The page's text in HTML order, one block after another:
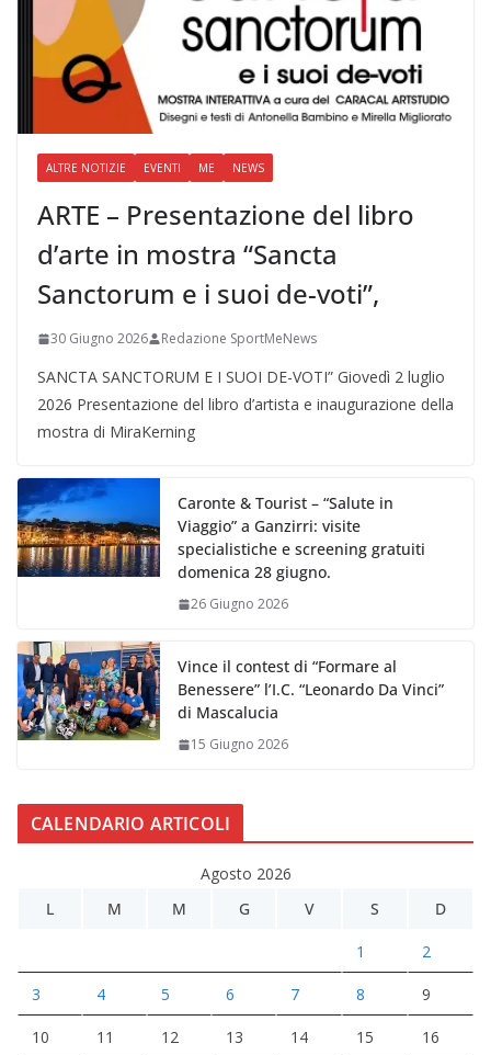
ALTRE NOTIZIE EVENTI ME NEWS
ARTE – Presentazione del libro
d’arte in mostra “Sancta
Sanctorum e i suoi de-voti”,
30 Giugno 2026 Redazione SportMeNews
SANCTA SANCTORUM E I SUOI DE-VOTI” Giovedì 2 luglio
2026 Presentazione del libro d’artista e inaugurazione della
mostra di MiraKerning
Caronte & Tourist – “Salute in
Viaggio” a Ganzirri: visite
specialistiche e screening gratuiti
domenica 28 giugno.
26 Giugno 2026
Vince il contest di “Formare al
Benessere” l’I.C. “Leonardo Da Vinci”
di Mascalucia
15 Giugno 2026
CALENDARIO ARTICOLI
Agosto 2026
L
M M G V S D
1 2
3 4 5 6 7 8 9
10 11 12 13 14 15 16